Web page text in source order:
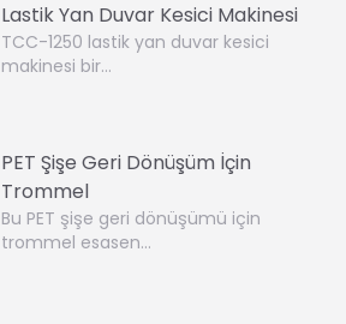
Lastik Yan Duvar Kesici Makinesi
TCC-1250 lastik yan duvar kesici
makinesi bir…
PET Şişe Geri Dönüşüm İçin
Trommel
Bu PET şişe geri dönüşümü için
trommel esasen…